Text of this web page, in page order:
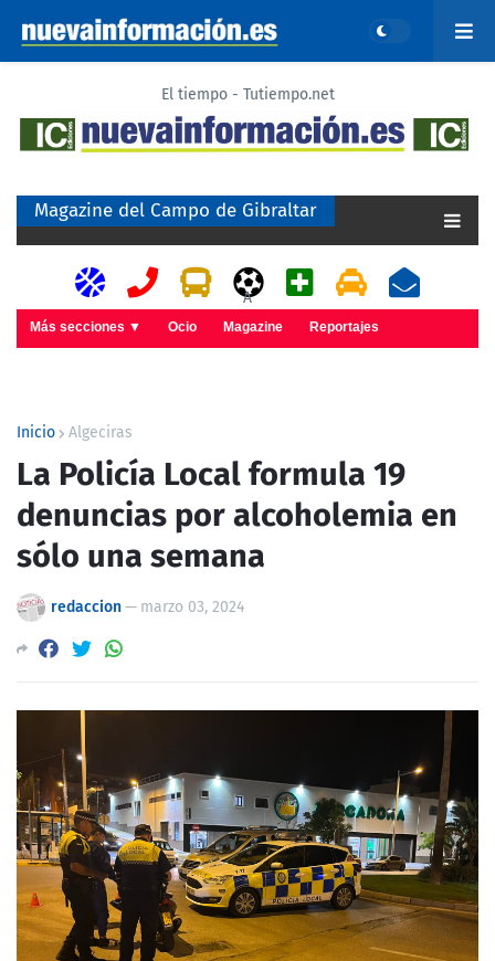
El tiempo - Tutiempo.net
Magazine del Campo de Gibraltar
A
Más secciones ▼ Ocio Magazine Reportajes
Inicio Algeciras
La Policía Local formula 19
denuncias por alcoholemia en
sólo una semana
redaccion— marzo 03, 2024